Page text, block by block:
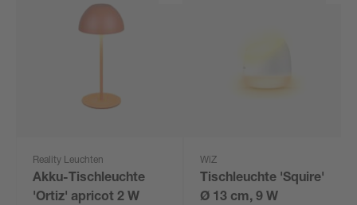
Reality Leuchten
Akku-Tischleuchte
'Ortiz' apricot 2 W
WiZ
Tischleuchte 'Squire'
Ø 13 cm, 9 W